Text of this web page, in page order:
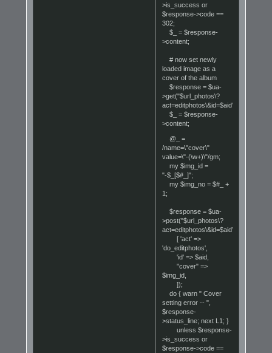
>is_success or
$response->code ==
302;
$_ = $response-
>content;
# now set newly
loaded image as a
cover of the album
$response = $ua-
>get("$url_photos\?
act=editphotos\&id=$aid\&u=1");
$_ = $response-
>content;
@_ =
/name=\"cover\"
value=\"-(\w+)\"/gm;
my $img_id =
"-$_[$#_]";
my $img_no = $#_ +
1;
$response = $ua-
>post("$url_photos\?
act=editphotos\&id=$aid\&u=1",
[ 'act' =>
'do_editphotos',
'id' => $aid,
"cover" =>
$img_id,
]);
do { warn " Cover
setting error -- ",
$response-
>status_line; next L1; }
unless $response-
>is_success or
$response->code ==